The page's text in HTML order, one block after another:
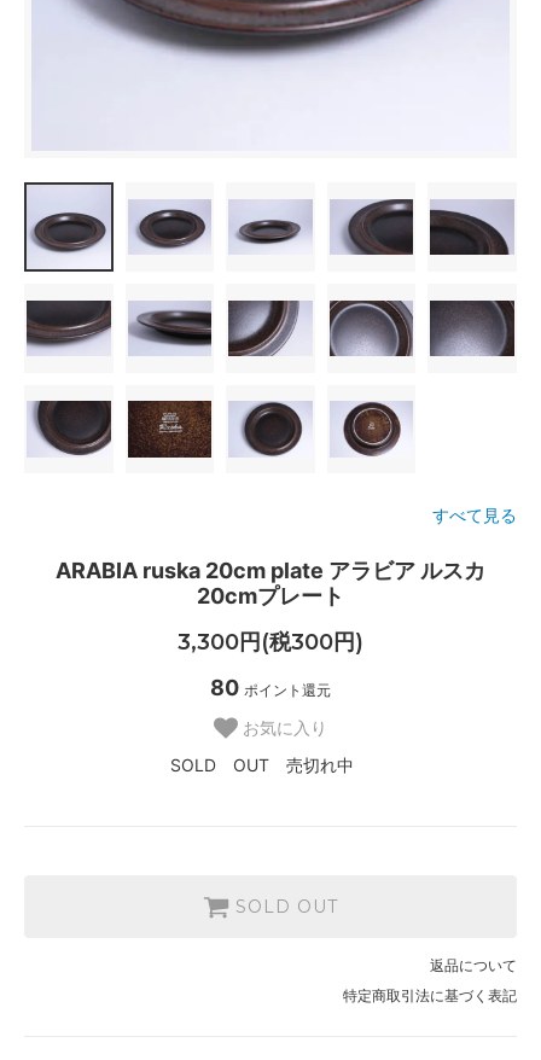
すべて見る
ARABIA ruska 20cm plate アラビア ルスカ
20cmプレート
3,300円(税300円)
80 ポイント還元
お気に入り
SOLD OUT 売切れ中
SOLD OUT
返品について
特定商取引法に基づく表記